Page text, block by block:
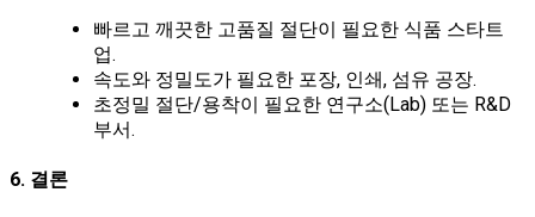
빠르고 깨끗한 고품질 절단이 필요한 식품 스타트
업.
속도와 정밀도가 필요한 포장, 인쇄, 섬유 공장.
초정밀 절단/용착이 필요한 연구소(Lab) 또는 R&D
부서.
6. 결론